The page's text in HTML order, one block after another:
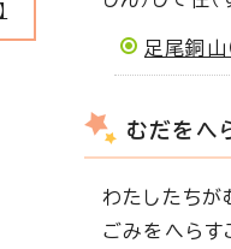
足尾銅山
むだをへ
わたしたちが
ごみをへらす